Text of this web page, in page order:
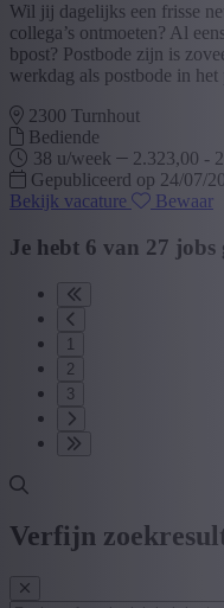
Wil jij dagelijks een frisse
collega’s ontmoeten? Al
bpost? Postbode zijn is
werkdag als postbode in het
2300 Turnhout
Bediende
38 u/week
2.323,00 -
Gepubliceerd op 24/07/
Bekijk vacature
Bewaar
Je hebt 6 van 27 jobs
1
2
3
Verfijn